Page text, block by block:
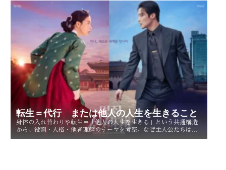
転生＝代行 または他人の人生を生きること
身体の入れ替わりや転生＝「他人の人生を生きる」という共通構造
から、役割・人格・他者理解のテーマを考察。なぜ主人公たちは他